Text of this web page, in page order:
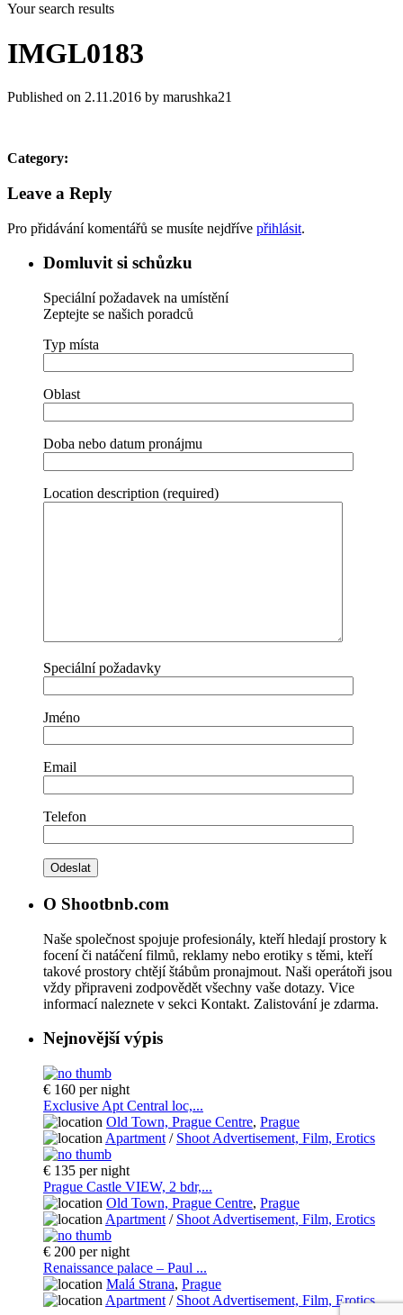
Your search results
IMGL0183
Published on 2.11.2016 by marushka21
Category:
Leave a Reply
Pro přidávání komentářů se musíte nejdříve přihlásit.
Domluvit si schůzku
Speciální požadavek na umístění
Zeptejte se našich poradců
Typ místa
Oblast
Doba nebo datum pronájmu
Location description (required)
Speciální požadavky
Jméno
Email
Telefon
O Shootbnb.com
Naše společnost spojuje profesionály, kteří hledají prostory k
focení či natáčení filmů, reklamy nebo erotiky s těmi, kteří
takové prostory chtějí štábům pronajmout. Naši operátoři jsou
vždy připraveni zodpovědět všechny vaše dotazy. Vice
informací naleznete v sekci Kontakt. Zalistování je zdarma.
Nejnovější výpis
€ 160 per night
Exclusive Apt Central loc,...
Old Town, Prague Centre, Prague
Apartment / Shoot Advertisement, Film, Erotics
€ 135 per night
Prague Castle VIEW, 2 bdr,...
Old Town, Prague Centre, Prague
Apartment / Shoot Advertisement, Film, Erotics
€ 200 per night
Renaissance palace – Paul ...
Malá Strana, Prague
Apartment / Shoot Advertisement, Film, Erotics